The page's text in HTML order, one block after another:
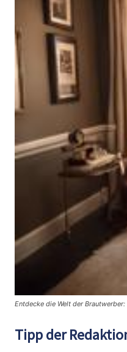
Entdecke die Welt der
Tipp der